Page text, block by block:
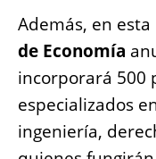
Además, en
de Economía
incorporará 500
especializados
ingeniería,